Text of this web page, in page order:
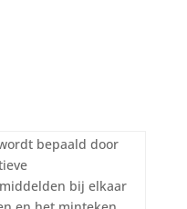
bepaald door
bij elkaar